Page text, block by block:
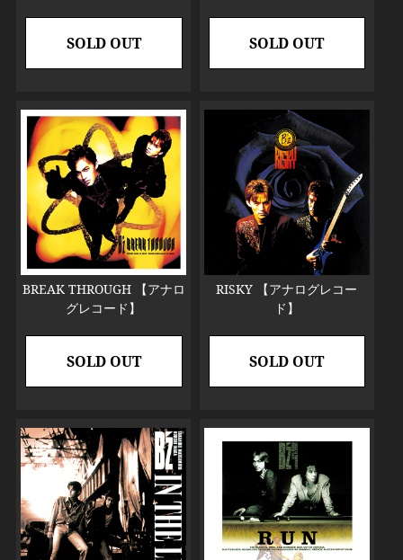
SOLD OUT SOLD OUT
BREAK THROUGH 【アナロ
グレコード】
SOLD OUT
RISKY 【アナログレコー
ド】
SOLD OUT